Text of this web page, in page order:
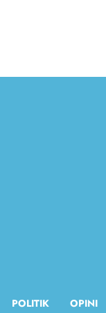
POLITIK OPINI